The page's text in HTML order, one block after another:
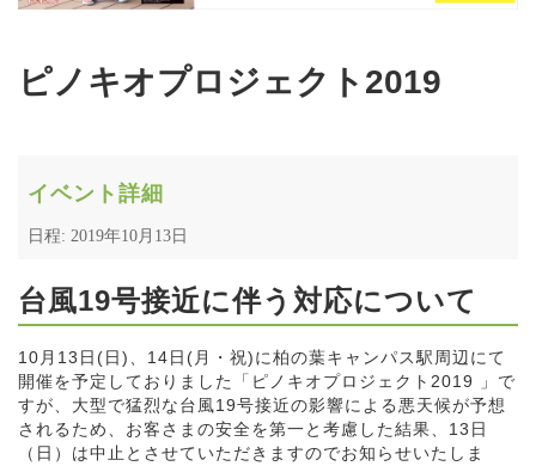
ピノキオプロジェクト2019
イベント詳細
日程: 2019年10月13日
台風19号接近に伴う対応について
10月13日(日)、14日(月・祝)に柏の葉キャンパス駅周辺にて
開催を予定しておりました「ピノキオプロジェクト2019 」で
すが、大型で猛烈な台風19号接近の影響による悪天候が予想
されるため、お客さまの安全を第一と考慮した結果、13日
（日）は中止とさせていただきますのでお知らせいたしま